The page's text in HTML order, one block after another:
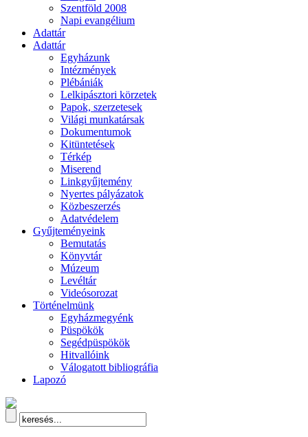
Szentföld 2008
Napi evangélium
Adattár
Adattár
Egyházunk
Intézmények
Plébániák
Lelkipásztori körzetek
Papok, szerzetesek
Világi munkatársak
Dokumentumok
Kitüntetések
Térkép
Miserend
Linkgyűjtemény
Nyertes pályázatok
Közbeszerzés
Adatvédelem
Gyűjteményeink
Bemutatás
Könyvtár
Múzeum
Levéltár
Videósorozat
Történelmünk
Egyházmegyénk
Püspökök
Segédpüspökök
Hitvallóink
Válogatott bibliográfia
Lapozó